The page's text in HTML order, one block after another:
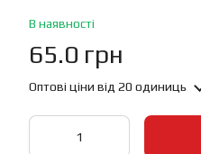
В наявності
65.0 грн
Оптові ціни від 20 одиниць